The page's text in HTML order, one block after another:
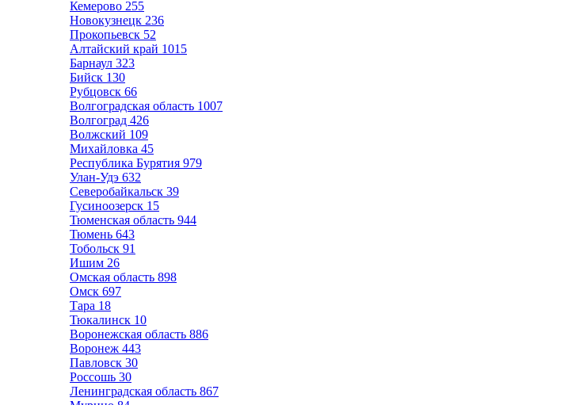
Кемерово 255
Новокузнецк 236
Прокопьевск 52
Алтайский край 1015
Барнаул 323
Бийск 130
Рубцовск 66
Волгоградская область 1007
Волгоград 426
Волжский 109
Михайловка 45
Республика Бурятия 979
Улан-Удэ 632
Северобайкальск 39
Гусиноозерск 15
Тюменская область 944
Тюмень 643
Тобольск 91
Ишим 26
Омская область 898
Омск 697
Тара 18
Тюкалинск 10
Воронежская область 886
Воронеж 443
Павловск 30
Россошь 30
Ленинградская область 867